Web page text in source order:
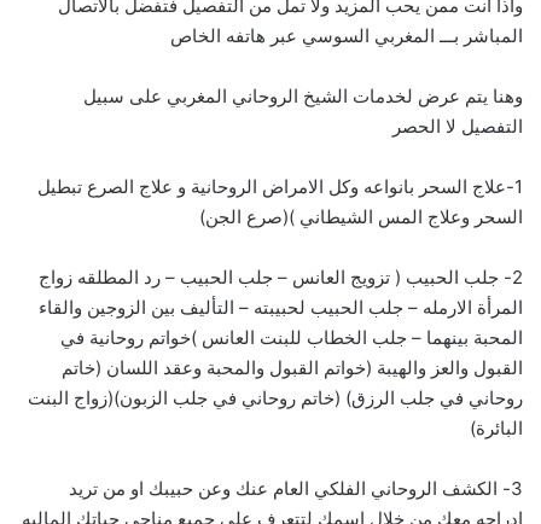
واذا انت ممن يحب المزيد ولا تمل من التفصيل فتفضل بالاتصال
المباشر بـــ المغربي السوسي عبر هاتفه الخاص
وهنا يتم عرض لخدمات الشيخ الروحاني المغربي على سبيل
التفصيل لا الحصر
1-علاج السحر بانواعه وكل الامراض الروحانية و علاج الصرع تبطيل
السحر وعلاج المس الشيطاني )(صرع الجن)
2- جلب الحبيب ( تزويج العانس – جلب الحبيب – رد المطلقه زواج
المرأة الارمله – جلب الحبيب لحبيبته – التأليف بين الزوجين والقاء
المحبة بينهما – جلب الخطاب للبنت العانس )خواتم روحانية في
القبول والعز والهيبة (خواتم القبول والمحبة وعقد اللسان (خاتم
روحاني في جلب الرزق) (خاتم روحاني في جلب الزبون)(زواج البنت
البائرة)
3- الكشف الروحاني الفلكي العام عنك وعن حبيبك او من تريد
ادراجه معك من خلال اسمك لتتعرف على جميع مناحي حياتك الماليه